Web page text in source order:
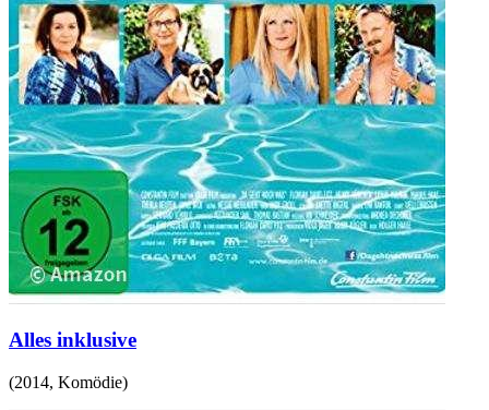
Alles inklusive
(2014, Komödie)